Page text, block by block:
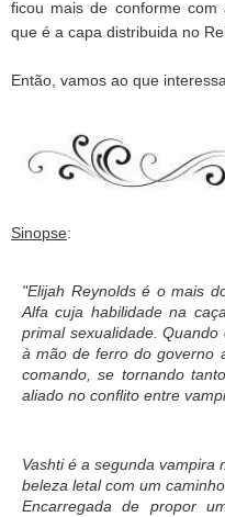
ficou mais de conforme
que é a capa distribuida no
Então, vamos ao que
Sinopse:
"Elijah Reynolds é o mais
Alfa cuja habilidade na
primal sexualidade.
à mão de ferro do governo
comando, se tornando
aliado no conflito entre
Vashti é a segunda vampira
beleza letal com um
Encarregada de propor